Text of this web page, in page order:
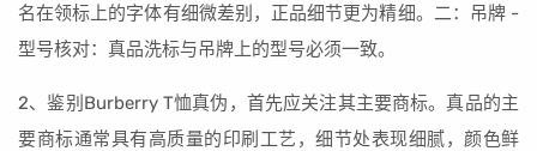
名在领标上的字体有细微差别，正品细节更为精细。二：吊牌 -
型号核对：真品洗标与吊牌上的型号必须一致。
2、鉴别Burberry T恤真伪，首先应关注其主要商标。真品的主
要商标通常具有高质量的印刷工艺，细节处表现细腻，颜色鲜